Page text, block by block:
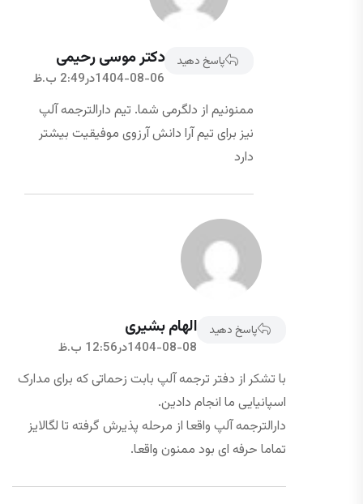
دکتر موسی رحیمی پاسخ دهید
1404-08-06در2:49 ب.ظ
ممنونیم از دلگرمی شما. تیم دارالترجمه آلپ
نیز برای تیم آرا دانش آرزوی موفیقیت بیشتر
دارد
الهام بشیری پاسخ دهید
1404-08-08در12:56 ب.ظ
با تشکر از دفتر ترجمه آلپ بابت زحماتی که برای مدارک
اسپانیایی ما انجام دادین.
دارالترجمه آلپ واقعا از مرحله پذیرش گرفته تا لگالایز
تماما حرفه ای بود ممنون واقعا.